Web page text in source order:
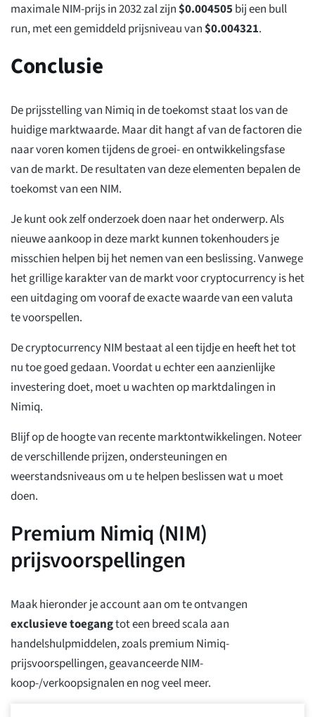
maximale NIM-prijs in 2032 zal zijn$0.004505bij een bull
run, met een gemiddeld prijsniveau van$0.004321.
Conclusie
De prijsstelling van Nimiq in de toekomst staat los van de
huidige marktwaarde. Maar dit hangt af van de factoren die
naar voren komen tijdens de groei- en ontwikkelingsfase
van de markt. De resultaten van deze elementen bepalen de
toekomst van een NIM.
Je kunt ook zelf onderzoek doen naar het onderwerp. Als
nieuwe aankoop in deze markt kunnen tokenhouders je
misschien helpen bij het nemen van een beslissing. Vanwege
het grillige karakter van de markt voor cryptocurrency is het
een uitdaging om vooraf de exacte waarde van een valuta
te voorspellen.
De cryptocurrency NIM bestaat al een tijdje en heeft het tot
nu toe goed gedaan. Voordat u echter een aanzienlijke
investering doet, moet u wachten op marktdalingen in
Nimiq.
Blijf op de hoogte van recente marktontwikkelingen. Noteer
de verschillende prijzen, ondersteuningen en
weerstandsniveaus om u te helpen beslissen wat u moet
doen.
Premium Nimiq (NIM)
prijsvoorspellingen
Maak hieronder je account aan om te ontvangen
exclusieve toegangtot een breed scala aan
handelshulpmiddelen, zoals premium Nimiq-
prijsvoorspellingen, geavanceerde NIM-
koop-/verkoopsignalen en nog veel meer.